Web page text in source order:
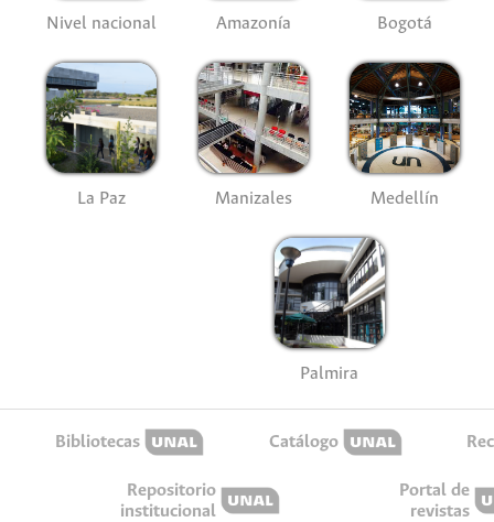
Nivel nacional Amazonía Bogotá
La Paz Manizales Medellín
Palmira
Bibliotecas Catálogo
Repositorio
institucional
Portal de
revistas